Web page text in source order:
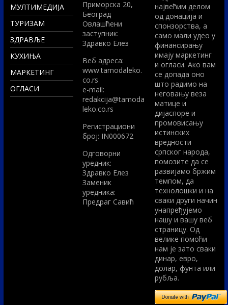
МУЛТИМЕДИЈА
ТУРИЗАМ
ЗДРАВЉЕ
КУХИЊА
МАРКЕТИНГ
ОГЛАСИ
Приморска 20,
Београд
Овлашћени
заступник:
Здравко Елез
Вeб адреса:
www.tamodaleko.
co.rs
e-mail:
redakcija@tamoda
leko.co.rs
Регистрациони
број: IN000672
Одговорни
уредник:
Здравко Елез
Заменик
уредника:
Предраг Савић
највећим делом
од донација и
спонзорства, а
само мали удео у
финансирању
имају маркетинг
и огласи. Ако вам
се допада оно
што радимо на
неговању веза
матице и
дијаспоре и
промовисању
истинских
вредности
српског народа,
помозите да се
развијамо бржим
темпом, да
технолошки и на
сваки други начин
унапређујемо
нашу и вашу веб
страницу. Од
велике помоћи
нам је зато сваки
динар, евро,
долар, фунта или
рубља.